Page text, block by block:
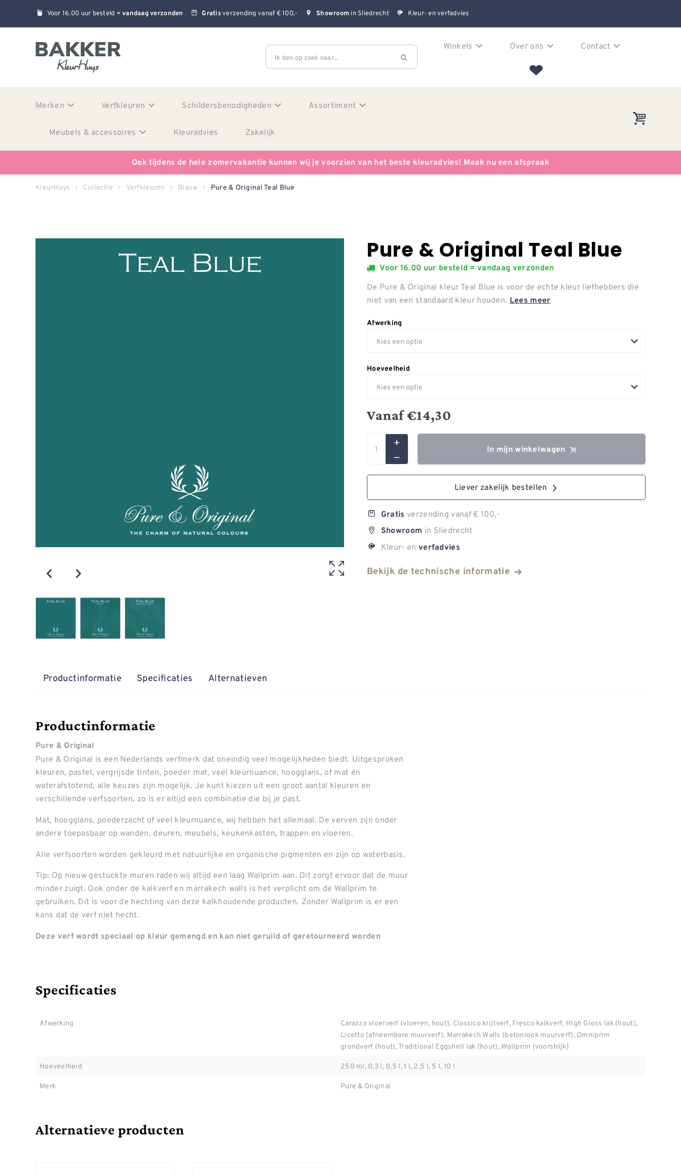
Voor 16.00 uur besteld =vandaag verzonden Gratisverzending vanaf € 100,- Showroom in Sliedrecht Kleur- en verfadvies
Ik ben op zoek naar...
Winkels Over ons Contact
Merken Verfkleuren Schildersbenodigheden Assortiment
Meubels & accessoires Kleuradvies Zakelijk
Ook tijdens de hele zomervakantie kunnen wij je voorzien van het beste kleuradvies! Maak nu een afspraak
KleurHuys Collectie Verfkleuren Blauw Pure & Original Teal Blue
Pure & Original Teal Blue
Voor 16.00 uur besteld = vandaag verzonden
De Pure & Original kleur Teal Blue is voor de echte kleur liefhebbers die
niet van een standaard kleur houden. Lees meer
Afwerking
Hoeveelheid
Vanaf€14,30
In mijn winkelwagen
Liever zakelijk bestellen
Gratis verzending vanaf € 100,-
Showroom in Sliedrecht
Kleur- en verfadvies
Bekijk de technische informatie
Productinformatie Specificaties Alternatieven
Productinformatie
Pure & Original
Pure & Original is een Nederlands verfmerk dat oneindig veel mogelijkheden biedt. Uitgesproken
kleuren, pastel, vergrijsde tinten, poeder mat, veel kleurnuance, hoogglans, of mat én
waterafstotend, alle keuzes zijn mogelijk. Je kunt kiezen uit een groot aantal kleuren en
verschillende verfsoorten, zo is er altijd een combinatie die bij je past.
Mat, hoogglans, poederzacht of veel kleurnuance, wij hebben het allemaal. De verven zijn onder
andere toepasbaar op wanden, deuren, meubels, keukenkasten, trappen en vloeren.
Alle verfsoorten worden gekleurd met natuurlijke en organische pigmenten en zijn op waterbasis.
Tip: Op nieuw gestuckte muren raden wij altijd een laag Wallprim aan. Dit zorgt ervoor dat de muur
minder zuigt. Ook onder de kalkverf en marrakech walls is het verplicht om de Wallprim te
gebruiken. Dit is voor de hechting van deze kalkhoudende producten. Zonder Wallprim is er een
kans dat de verf niet hecht.
Deze verf wordt speciaal op kleur gemengd en kan niet geruild of geretourneerd worden
Specificaties
Afwerking
Carazzo vloerverf (vloeren, hout), Classico krijtverf, Fresco kalkverf, High Gloss lak (hout),
Licetto (afneembare muurverf), Marrakech Walls (betonlook muurverf), Omniprim
grondverf (hout), Traditional Eggshell lak (hout), Wallprim (voorstrijk)
Hoeveelheid
250 ml, 0,3 l, 0,5 l, 1 l, 2,5 l, 5 l, 10 l
Merk
Pure & Original
Alternatieve producten